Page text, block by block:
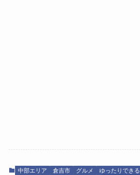
中部エリア 倉吉市 グルメ ゆったりできる